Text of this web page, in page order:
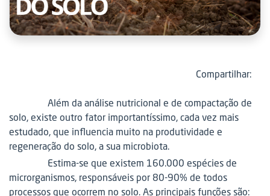
Compartilhar:
Além da análise nutricional e de compactação de
solo, existe outro fator importantíssimo, cada vez mais
estudado, que influencia muito na produtividade e
regeneração do solo, a sua microbiota.
Estima-se que existem 160.000 espécies de
microrganismos, responsáveis por 80-90% de todos
processos que ocorrem no solo. As principais funções são: